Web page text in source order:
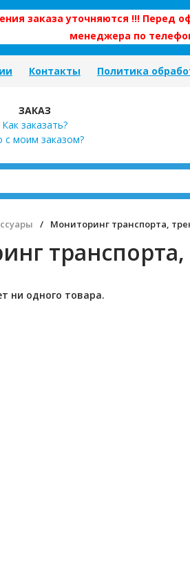
заказа уточняются !!! Перед
менеджера по
Контакты Политика
ЗАКАЗ
Как заказать?
с моим заказом?
/ Мониторинг транспорта,
ни одного товара.